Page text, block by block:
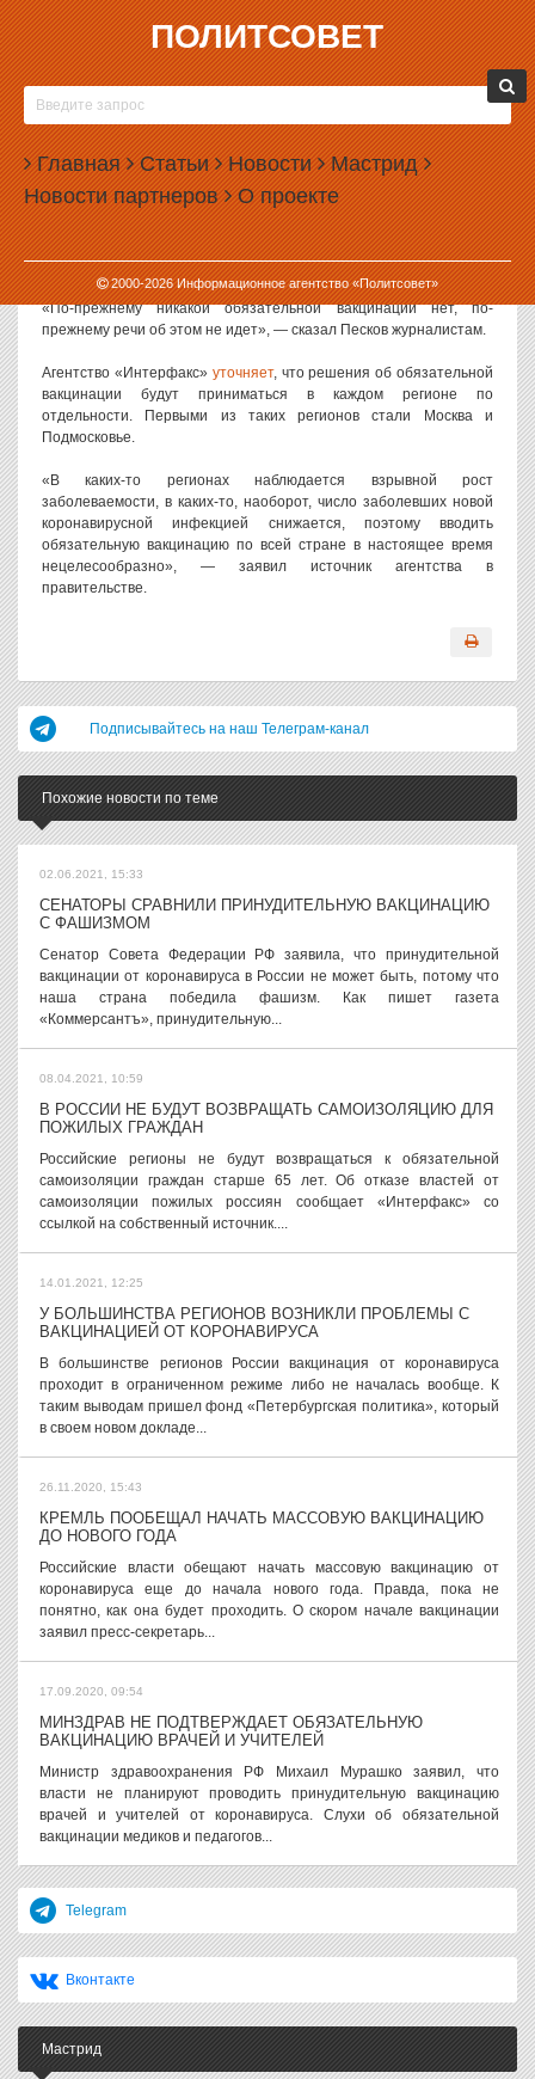
ПОЛИТСОВЕТ
Главная Статьи Новости Мастрид
Новости партнеров О проекте
2000-2026Информационное агентство «Политсовет»
16.06.2021, 15:24
КРЕМЛЬ ОТРИЦАЕТ ПЛАНЫ ПО
ОБЯЗАТЕЛЬНОЙ ВАКЦИНАЦИИ В РОССИИ
В администрации президента утверждают, что планов по
обязательной вакцинации всего населения России у властей нет.
Такое заявление сделал в среду пресс-секретарь президента РФ
Дмитрий Песков.
«По-прежнему никакой обязательной вакцинации нет, по-
прежнему речи об этом не идет», — сказал Песков журналистам.
Агентство «Интерфакс» уточняет, что решения об обязательной
вакцинации будут приниматься в каждом регионе по
отдельности. Первыми из таких регионов стали Москва и
Подмосковье.
«В каких-то регионах наблюдается взрывной рост
заболеваемости, в каких-то, наоборот, число заболевших новой
коронавирусной инфекцией снижается, поэтому вводить
обязательную вакцинацию по всей стране в настоящее время
нецелесообразно», — заявил источник агентства в
правительстве.
Подписывайтесь на наш Телеграм-канал
Похожие новости по теме
02.06.2021, 15:33
СЕНАТОРЫ СРАВНИЛИ ПРИНУДИТЕЛЬНУЮ ВАКЦИНАЦИЮ
С ФАШИЗМОМ
Сенатор Совета Федерации РФ заявила, что принудительной
вакцинации от коронавируса в России не может быть, потому что
наша страна победила фашизм. Как пишет газета
«Коммерсантъ», принудительную...
08.04.2021, 10:59
В РОССИИ НЕ БУДУТ ВОЗВРАЩАТЬ САМОИЗОЛЯЦИЮ ДЛЯ
ПОЖИЛЫХ ГРАЖДАН
Российские регионы не будут возвращаться к обязательной
самоизоляции граждан старше 65 лет. Об отказе властей от
самоизоляции пожилых россиян сообщает «Интерфакс» со
ссылкой на собственный источник....
14.01.2021, 12:25
У БОЛЬШИНСТВА РЕГИОНОВ ВОЗНИКЛИ ПРОБЛЕМЫ С
ВАКЦИНАЦИЕЙ ОТ КОРОНАВИРУСА
В большинстве регионов России вакцинация от коронавируса
проходит в ограниченном режиме либо не началась вообще. К
таким выводам пришел фонд «Петербургская политика», который
в своем новом докладе...
26.11.2020, 15:43
КРЕМЛЬ ПООБЕЩАЛ НАЧАТЬ МАССОВУЮ ВАКЦИНАЦИЮ
ДО НОВОГО ГОДА
Российские власти обещают начать массовую вакцинацию от
коронавируса еще до начала нового года. Правда, пока не
понятно, как она будет проходить. О скором начале вакцинации
заявил пресс-секретарь...
17.09.2020, 09:54
МИНЗДРАВ НЕ ПОДТВЕРЖДАЕТ ОБЯЗАТЕЛЬНУЮ
ВАКЦИНАЦИЮ ВРАЧЕЙ И УЧИТЕЛЕЙ
Министр здравоохранения РФ Михаил Мурашко заявил, что
власти не планируют проводить принудительную вакцинацию
врачей и учителей от коронавируса. Слухи об обязательной
вакцинации медиков и педагогов...
Telegram
Вконтакте
Мастрид